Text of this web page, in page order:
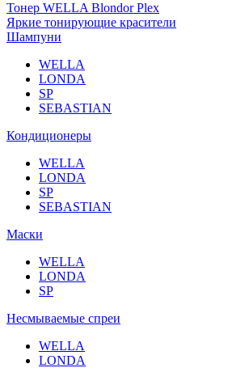
Тонер WELLA Blondor Plex
Яркие тонирующие красители
Шампуни
WELLA
LONDA
SP
SEBASTIAN
Кондиционеры
WELLA
LONDA
SP
SEBASTIAN
Маски
WELLA
LONDA
SP
Несмываемые спреи
WELLA
LONDA